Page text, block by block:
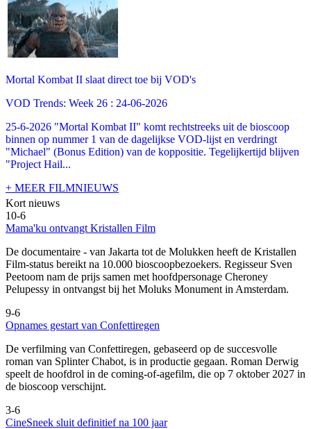
Mortal Kombat II slaat direct toe bij VOD's
VOD Trends: Week 26 : 24-06-2026
25-6-2026 "Mortal Kombat II" komt rechtstreeks uit de bioscoop
binnen op nummer 1 van de dagelijkse VOD-lijst en verdringt
"Michael" (Bonus Edition) van de koppositie. Tegelijkertijd blijven
"Project Hail...
+ MEER FILMNIEUWS
Kort nieuws
10-6
Mama'ku ontvangt Kristallen Film
De documentaire - van Jakarta tot de Molukken heeft de Kristallen
Film-status bereikt na 10.000 bioscoopbezoekers. Regisseur Sven
Peetoom nam de prijs samen met hoofdpersonage Cheroney
Pelupessy in ontvangst bij het Moluks Monument in Amsterdam.
9-6
Opnames gestart van Confettiregen
De verfilming van Confettiregen, gebaseerd op de succesvolle
roman van Splinter Chabot, is in productie gegaan. Roman Derwig
speelt de hoofdrol in de coming-of-agefilm, die op 7 oktober 2027 in
de bioscoop verschijnt.
3-6
CineSneek sluit definitief na 100 jaar